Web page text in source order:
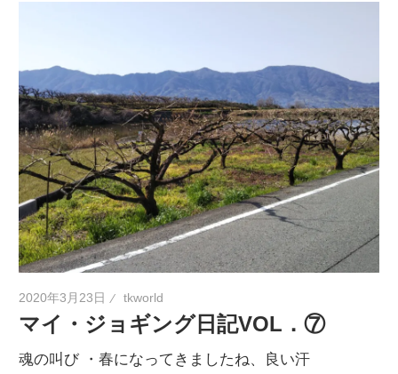
2020年3月23日 tkworld
マイ・ジョギング日記VOL．⑦
魂の叫び ・春になってきましたね、良い汗